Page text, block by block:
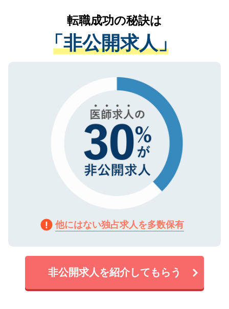
は、個人情報の取り扱いについての厳密な
管理基準を満たした事業者のみに付与され
る、プライバシーマークを取得済みです。
で、機密保持に関してもご安心ください。
かがいして、現在の医療機関の状況や紹介
経験をまじえながら、適切なアドバイスを
させていただきます。すぐにご転職をされ
ない方には、長期的なサポートが可能です
ので、まずはご登録ください。
転職成功の秘訣は
「非公開求人」
他にはない独占求人を多数保有
非公開求人を紹介してもらう